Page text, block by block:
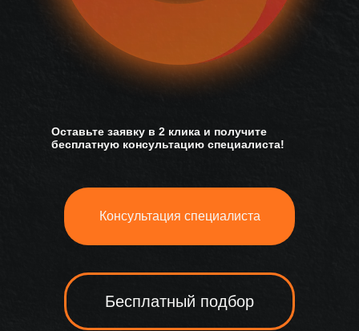
Оставьте заявку в 2 клика и получите
бесплатную консультацию специалиста!
Консультация специалиста
Бесплатный подбор